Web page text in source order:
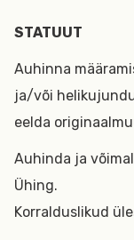
STATUUT
Auhinna
ja/või
eelda
Auhinda ja
Ühing.
Korralduslikud